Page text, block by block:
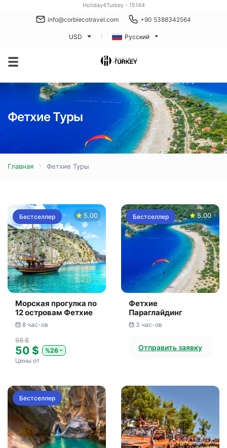
Holiday4Turkey - 15144
info@corbiecotravel.com +90 5388342564
USD Русский
Фетхие Туры
Главная Фетхие Туры
Бестселлер 5.00
Морская прогулка по
12 островам Фетхие
8 час-ов
68 $
50 $
%26
Цены от
Бестселлер 5.00
Фетхие
Параглайдинг
3 час-ов
Отправить заявку
Бестселлер